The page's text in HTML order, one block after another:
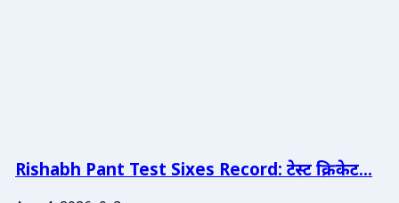
Rishabh Pant Test Sixes Record: टेस्ट क्रिकेट...